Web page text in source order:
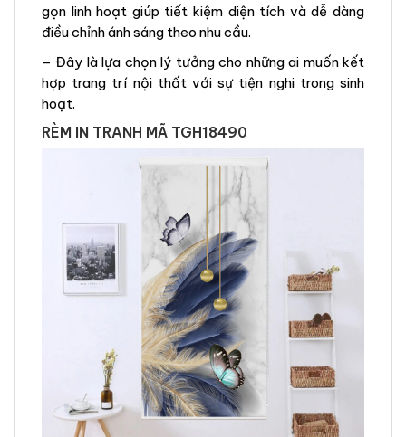
gọn linh hoạt giúp tiết kiệm diện tích và dễ dàng
điều chỉnh ánh sáng theo nhu cầu.
– Đây là lựa chọn lý tưởng cho những ai muốn kết
hợp trang trí nội thất với sự tiện nghi trong sinh
hoạt.
RÈM IN TRANH MÃ TGH18490